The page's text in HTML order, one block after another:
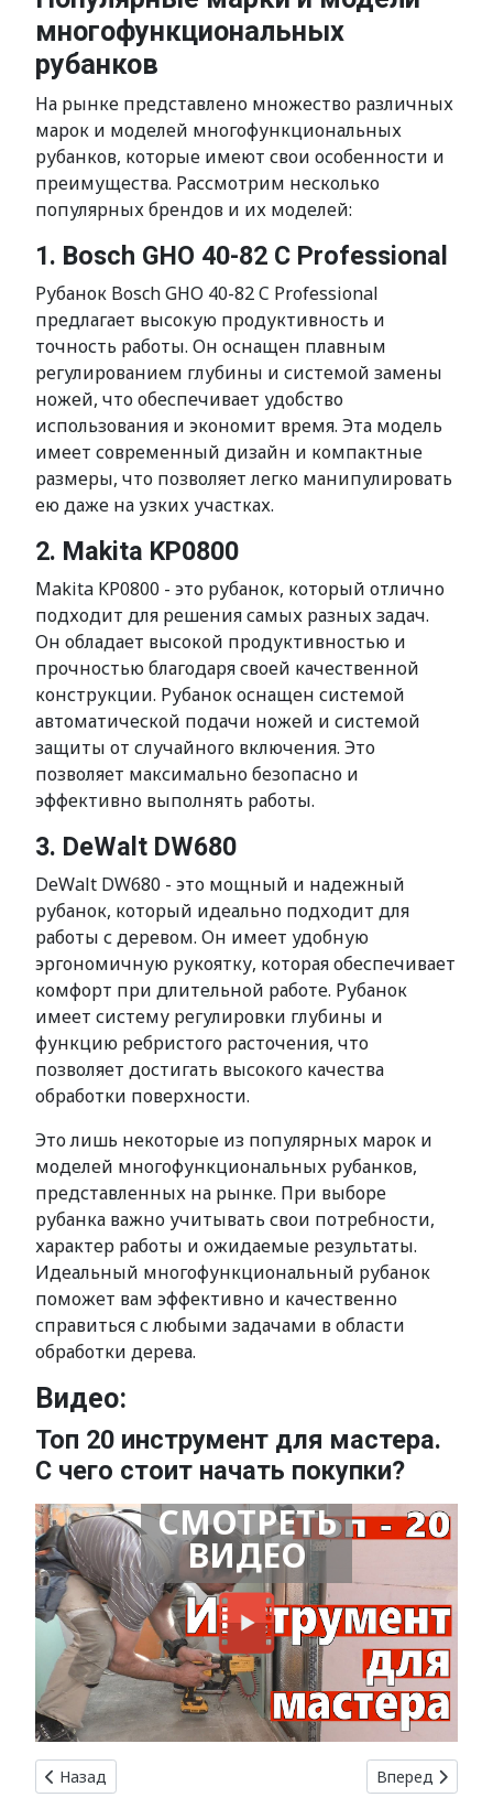
многофункциональных
рубанков
На рынке представлено множество различных
марок и моделей многофункциональных
рубанков, которые имеют свои особенности и
преимущества. Рассмотрим несколько
популярных брендов и их моделей:
1. Bosch GHO 40-82 C Professional
Рубанок Bosch GHO 40-82 C Professional
предлагает высокую продуктивность и
точность работы. Он оснащен плавным
регулированием глубины и системой замены
ножей, что обеспечивает удобство
использования и экономит время. Эта модель
имеет современный дизайн и компактные
размеры, что позволяет легко манипулировать
ею даже на узких участках.
2. Makita KP0800
Makita KP0800 - это рубанок, который отлично
подходит для решения самых разных задач.
Он обладает высокой продуктивностью и
прочностью благодаря своей качественной
конструкции. Рубанок оснащен системой
автоматической подачи ножей и системой
защиты от случайного включения. Это
позволяет максимально безопасно и
эффективно выполнять работы.
3. DeWalt DW680
DeWalt DW680 - это мощный и надежный
рубанок, который идеально подходит для
работы с деревом. Он имеет удобную
эргономичную рукоятку, которая обеспечивает
комфорт при длительной работе. Рубанок
имеет систему регулировки глубины и
функцию ребристого расточения, что
позволяет достигать высокого качества
обработки поверхности.
Это лишь некоторые из популярных марок и
моделей многофункциональных рубанков,
представленных на рынке. При выборе
рубанка важно учитывать свои потребности,
характер работы и ожидаемые результаты.
Идеальный многофункциональный рубанок
поможет вам эффективно и качественно
справиться с любыми задачами в области
обработки дерева.
Видео:
Топ 20 инструмент для мастера.
С чего стоит начать покупки?
СМОТРЕТЬ
ВИДЕО
Предыдущий: Сварочное оборудование: на что обратить
Назад Следующий:
Вперед